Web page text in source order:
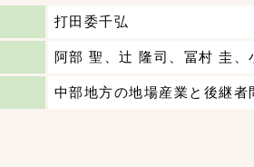
打田委千弘
阿部 聖、辻 隆司、冨村 圭
中部地方の地場産業と後継者